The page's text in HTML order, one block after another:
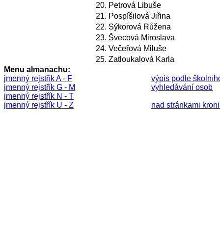
20. Petrová Libuše
21. Pospíšilová Jiřina
22. Sýkorová Růžena
23. Švecová Miroslava
24. Večeřová Miluše
25. Zatloukalová Karla
Menu almanachu:
jmenný rejstřík A - F
jmenný rejstřík G - M
jmenný rejstřík N - T
jmenný rejstřík U - Z
výpis podle
vyhledávání osob
nad stránkami